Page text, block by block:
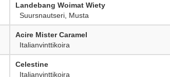
Landebang Woimat Wiety
Suursnautseri, Musta
Acire Mister Caramel
Italianvinttikoira
Celestine
Italianvinttikoira